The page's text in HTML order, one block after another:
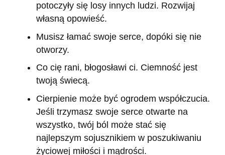
potoczyły się losy innych ludzi. Rozwijaj
własną opowieść.
Musisz łamać swoje serce, dopóki się nie
otworzy.
Co cię rani, błogosławi ci. Ciemność jest
twoją świecą.
Cierpienie może być ogrodem współczucia.
Jeśli trzymasz swoje serce otwarte na
wszystko, twój ból może stać się
najlepszym sojusznikiem w poszukiwaniu
życiowej miłości i mądrości.